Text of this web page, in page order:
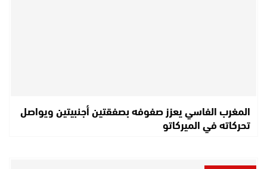
المغرب الفاسي يعزز صفوفه بصفقتين أجنبيتين ويواصل
تحركاته في الميركاتو